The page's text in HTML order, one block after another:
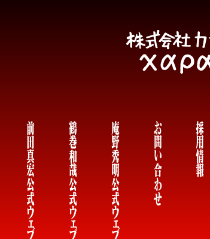
前田真宏公式
ウェブ
鶴巻和哉公式
ウェブ
庵野秀明公式
ウェブ
お問い合わせ 採用情報